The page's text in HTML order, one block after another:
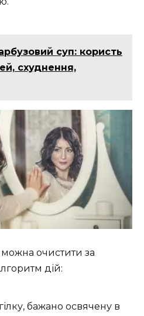
суп: користь
схуднення,
очистити за
дій:
бажано освячену в